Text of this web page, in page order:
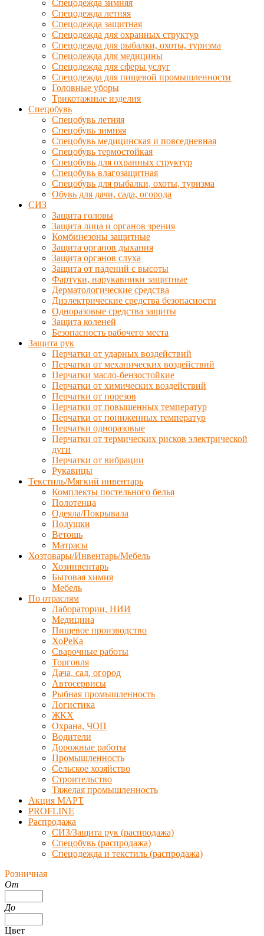
Спецодежда зимняя
Спецодежда летняя
Спецодежда защитная
Спецодежда для охранных структур
Спецодежда для рыбалки, охоты, туризма
Спецодежда для медицины
Спецодежда для сферы услуг
Спецодежда для пищевой промышленности
Головные уборы
Трикотажные изделия
Спецобувь
Спецобувь летняя
Спецобувь зимняя
Спецобувь медицинская и повседневная
Спецобувь термостойкая
Спецобувь для охранных структур
Спецобувь влагозащитная
Спецобувь для рыбалки, охоты, туризма
Обувь для дачи, сада, огорода
СИЗ
Защита головы
Защита лица и органов зрения
Комбинезоны защитные
Защита органов дыхания
Защита органов слуха
Защита от падений с высоты
Фартуки, нарукавники защитные
Дерматологические средства
Диэлектрические средства безопасности
Одноразовые средства защиты
Защита коленей
Безопасность рабочего места
Защита рук
Перчатки от ударных воздействий
Перчатки от механических воздействий
Перчатки масло-бензостойкие
Перчатки от химических воздействий
Перчатки от порезов
Перчатки от повышенных температур
Перчатки от пониженных температур
Перчатки одноразовые
Перчатки от термических рисков электрической
дуги
Перчатки от вибрации
Рукавицы
Текстиль/Мягкий инвентарь
Комплекты постельного белья
Полотенца
Одеяла/Покрывала
Подушки
Ветошь
Матрасы
Хозтовары/Инвентарь/Мебель
Хозинвентарь
Бытовая химия
Мебель
По отраслям
Лаборатории, НИИ
Медицина
Пищевое производство
ХоРеКа
Сварочные работы
Торговля
Дача, сад, огород
Автосервисы
Рыбная промышленность
Логистика
ЖКХ
Охрана, ЧОП
Водители
Дорожные работы
Промышленность
Сельское хозяйство
Строительство
Тяжелая промышленность
Акция МАРТ
PROFLINE
Распродажа
СИЗ/Защита рук (распродажа)
Спецобувь (распродажа)
Спецодежда и текстиль (распродажа)
Розничная
От
До
Цвет